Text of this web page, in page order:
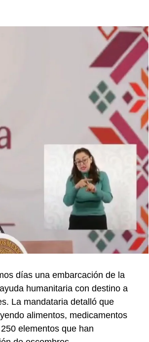
días una embarcación de la
humanitaria con destino a
La mandataria detalló que
alimentos, medicamentos
elementos que han